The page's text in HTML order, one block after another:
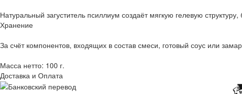
Натуральный загуститель псиллиум создаёт мягкую гелевую
Хранение
За счёт компонентов, входящих в состав смеси, готовый соус или
Масса нетто: 100 г.
Доставка и Оплата